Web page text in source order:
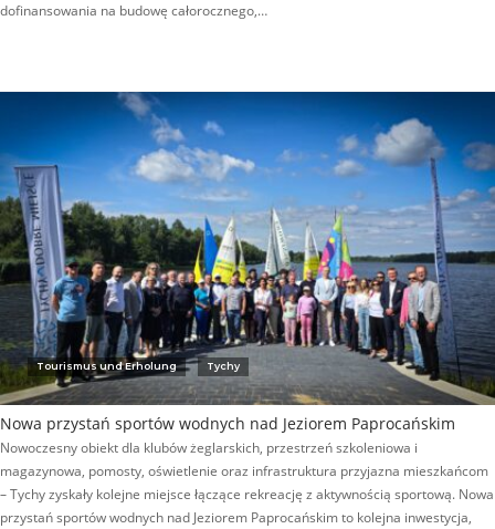
dofinansowania na budowę całorocznego,…
Tourismus und Erholung Tychy
Nowa przystań sportów wodnych nad Jeziorem Paprocańskim
Nowoczesny obiekt dla klubów żeglarskich, przestrzeń szkoleniowa i
magazynowa, pomosty, oświetlenie oraz infrastruktura przyjazna mieszkańcom
– Tychy zyskały kolejne miejsce łączące rekreację z aktywnością sportową. Nowa
przystań sportów wodnych nad Jeziorem Paprocańskim to kolejna inwestycja,